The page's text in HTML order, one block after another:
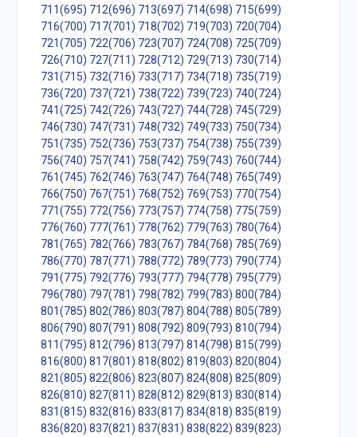
711(695) 712(696) 713(697) 714(698) 715(699)
716(700) 717(701) 718(702) 719(703) 720(704)
721(705) 722(706) 723(707) 724(708) 725(709)
726(710) 727(711) 728(712) 729(713) 730(714)
731(715) 732(716) 733(717) 734(718) 735(719)
736(720) 737(721) 738(722) 739(723) 740(724)
741(725) 742(726) 743(727) 744(728) 745(729)
746(730) 747(731) 748(732) 749(733) 750(734)
751(735) 752(736) 753(737) 754(738) 755(739)
756(740) 757(741) 758(742) 759(743) 760(744)
761(745) 762(746) 763(747) 764(748) 765(749)
766(750) 767(751) 768(752) 769(753) 770(754)
771(755) 772(756) 773(757) 774(758) 775(759)
776(760) 777(761) 778(762) 779(763) 780(764)
781(765) 782(766) 783(767) 784(768) 785(769)
786(770) 787(771) 788(772) 789(773) 790(774)
791(775) 792(776) 793(777) 794(778) 795(779)
796(780) 797(781) 798(782) 799(783) 800(784)
801(785) 802(786) 803(787) 804(788) 805(789)
806(790) 807(791) 808(792) 809(793) 810(794)
811(795) 812(796) 813(797) 814(798) 815(799)
816(800) 817(801) 818(802) 819(803) 820(804)
821(805) 822(806) 823(807) 824(808) 825(809)
826(810) 827(811) 828(812) 829(813) 830(814)
831(815) 832(816) 833(817) 834(818) 835(819)
836(820) 837(821) 837(831) 838(822) 839(823)